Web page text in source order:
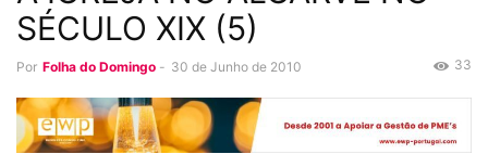
SÉCULO XIX (5)
Por Folha do Domingo - 30 de Junho de 2010 33